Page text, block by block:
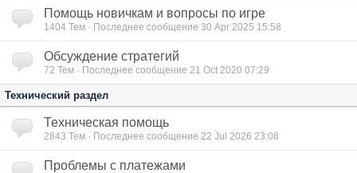
Помощь новичкам и вопросы по игре
1404 Тем · Последнее сообщение 30 Apr 2025 15:58
Обсуждение стратегий
72 Тем · Последнее сообщение 21 Oct 2020 07:29
Технический раздел
Техническая помощь
2843 Тем · Последнее сообщение 22 Jul 2026 23:08
Проблемы с платежами